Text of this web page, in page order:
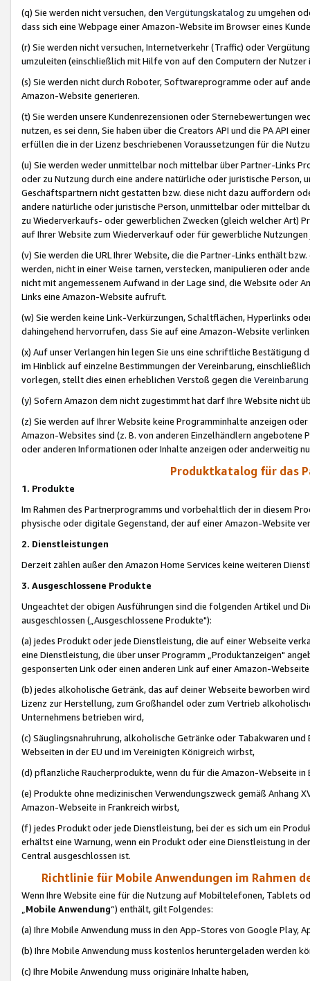
(q) Sie werden nicht versuchen, den Vergütungskatalog zu umgehen
dass sich eine Webpage einer Amazon-Website im Browser eines
(r) Sie werden nicht versuchen, Internetverkehr (Traffic) oder
umzuleiten (einschließlich mit Hilfe von auf den Computern der
(s) Sie werden nicht durch Roboter, Softwareprogramme oder auf
Amazon-Website generieren.
(t) Sie werden unsere Kundenrezensionen oder Sternebewertungen
nutzen, es sei denn, Sie haben über die Creators API und die PA API
erfüllen die in der Lizenz beschriebenen Voraussetzungen für die
(u) Sie werden weder unmittelbar noch mittelbar über Partner-Links
oder zu Nutzung durch eine andere natürliche oder juristische
Geschäftspartnern nicht gestatten bzw. diese nicht dazu auffordern
andere natürliche oder juristische Person, unmittelbar oder mittelbar
zu Wiederverkaufs- oder gewerblichen Zwecken (gleich welcher Art)
auf Ihrer Website zum Wiederverkauf oder für gewerbliche
(v) Sie werden die URL Ihrer Website, die die Partner-Links enthält
werden, nicht in einer Weise tarnen, verstecken, manipulieren oder
nicht mit angemessenem Aufwand in der Lage sind, die Website oder
Links eine Amazon-Website aufruft.
(w) Sie werden keine Link-Verkürzungen, Schaltflächen, Hyperlinks
dahingehend hervorrufen, dass Sie auf eine Amazon-Website
(x) Auf unser Verlangen hin legen Sie uns eine schriftliche
im Hinblick auf einzelne Bestimmungen der Vereinbarung,
vorlegen, stellt dies einen erheblichen Verstoß gegen die Vereinbarung
(y) Sofern Amazon dem nicht zugestimmt hat darf Ihre Website nicht
(z) Sie werden auf Ihrer Website keine Programminhalte anzeigen
Amazon-Websites sind (z. B. von anderen Einzelhändlern
oder anderen Informationen oder Inhalte anzeigen oder anderweitig
Produktkatalog für das
1. Produkte
Im Rahmen des Partnerprogramms und vorbehaltlich der in diesem
physische oder digitale Gegenstand, der auf einer Amazon-Website
2. Dienstleistungen
Derzeit zählen außer den Amazon Home Services keine weiteren
3. Ausgeschlossene Produkte
Ungeachtet der obigen Ausführungen sind die folgenden Artikel und
ausgeschlossen („Ausgeschlossene Produkte"):
(a) jedes Produkt oder jede Dienstleistung, die auf einer Webseite
eine Dienstleistung, die über unser Programm „Produktanzeigen"
gesponserten Link oder einen anderen Link auf einer Amazon-
(b) jedes alkoholische Getränk, das auf deiner Webseite beworben
Lizenz zur Herstellung, zum Großhandel oder zum Vertrieb
Unternehmens betrieben wird,
(c) Säuglingsnahruhrung, alkoholische Getränke oder Tabakwaren
Webseiten in der EU und im Vereinigten Königreich wirbst,
(d) pflanzliche Raucherprodukte, wenn du für die Amazon-Webseite in
(e) Produkte ohne medizinischen Verwendungszweck gemäß Anhang
Amazon-Webseite in Frankreich wirbst,
(f) jedes Produkt oder jede Dienstleistung, bei der es sich um ein
erhältst eine Warnung, wenn ein Produkt oder eine Dienstleistung in
Central ausgeschlossen ist.
Richtlinie für Mobile Anwendungen im Rahmen
Wenn Ihre Website eine für die Nutzung auf Mobiltelefonen, Tablets
„Mobile Anwendung“) enthält, gilt Folgendes:
(a) Ihre Mobile Anwendung muss in den App-Stores von Google Play,
(b) Ihre Mobile Anwendung muss kostenlos heruntergeladen werden
(c) Ihre Mobile Anwendung muss originäre Inhalte haben,